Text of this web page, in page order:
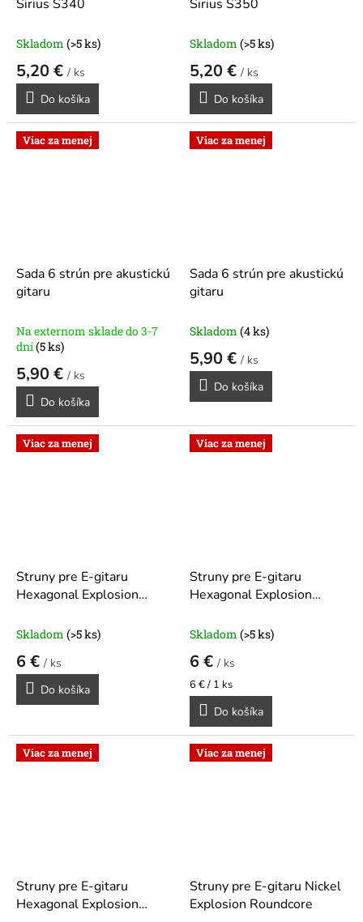
Sirius S340
Skladom (>5 ks)
5,20 € / ks
Do košíka
Sirius S350
Skladom (>5 ks)
5,20 € / ks
Do košíka
Viac za menej
Sada 6 strún pre akustickú
gitaru
Na externom sklade do 3-7
dní(5 ks)
5,90 € / ks
Do košíka
Viac za menej
Sada 6 strún pre akustickú
gitaru
Skladom (4 ks)
5,90 € / ks
Do košíka
Viac za menej
Struny pre E-gitaru
Hexagonal Explosion
Skladom (>5 ks)
6 € / ks
Do košíka
Viac za menej
Struny pre E-gitaru
Hexagonal Explosion
Skladom (>5 ks)
6 € / ks
Jednotková
cena:
6 € / 1 ks
Do košíka
Viac za menej
Struny pre E-gitaru
Hexagonal Explosion
Viac za menej
Struny pre E-gitaru Nickel
Explosion Roundcore